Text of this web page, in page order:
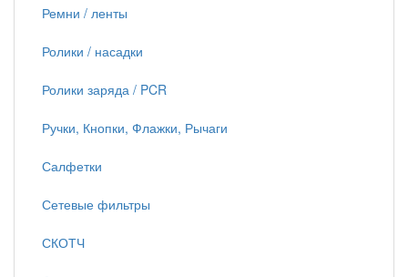
Ремни / ленты
Ролики / насадки
Ролики заряда / PCR
Ручки, Кнопки, Флажки, Рычаги
Салфетки
Сетевые фильтры
СКОТЧ